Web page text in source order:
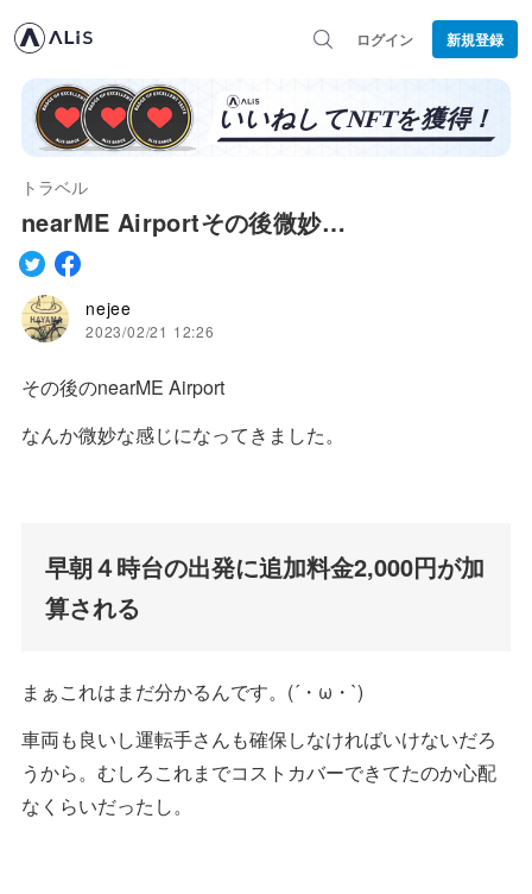
ログイン 新規登録
トラベル
nearME Airportその後微妙…
nejee
2023/02/21 12:26
その後のnearME Airport
なんか微妙な感じになってきました。
早朝４時台の出発に追加料金2,000円が加
算される
まぁこれはまだ分かるんです。(´・ω・`)
車両も良いし運転手さんも確保しなければいけないだろ
うから。むしろこれまでコストカバーできてたのか心配
なくらいだったし。